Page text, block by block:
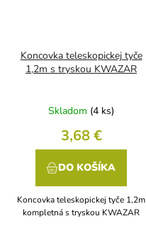
Koncovka teleskopickej tyče
1,2m s tryskou KWAZAR
Skladom (4 ks)
3,68 €
DO KOŠÍKA
Koncovka teleskopickej tyče 1,2m
kompletná s tryskou KWAZAR